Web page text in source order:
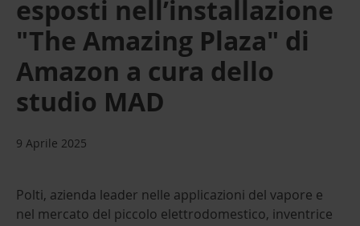
esposti nell’installazione
"The Amazing Plaza" di
Amazon a cura dello
studio MAD
9 Aprile 2025
Polti, azienda leader nelle applicazioni del vapore e
nel mercato del piccolo elettrodomestico, inventrice